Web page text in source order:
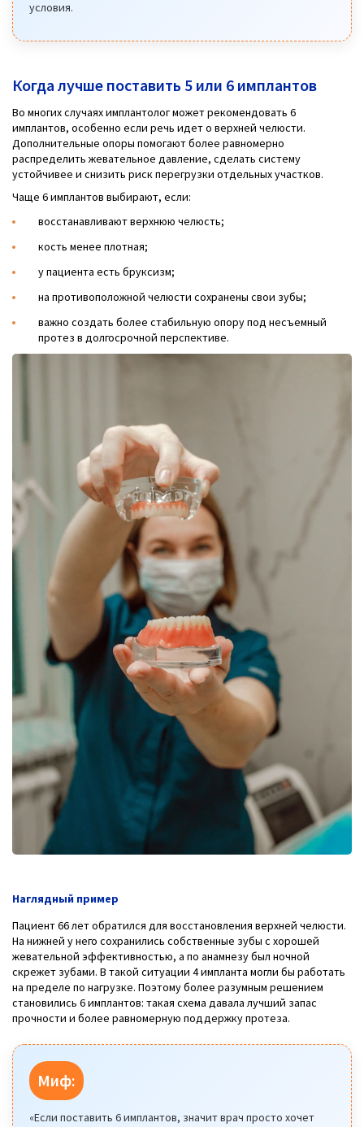
условия.
Когда лучше поставить 5 или 6 имплантов
Во многих случаях имплантолог может рекомендовать 6
имплантов, особенно если речь идет о верхней челюсти.
Дополнительные опоры помогают более равномерно
распределить жевательное давление, сделать систему
устойчивее и снизить риск перегрузки отдельных участков.
Чаще 6 имплантов выбирают, если:
восстанавливают верхнюю челюсть;
кость менее плотная;
у пациента есть бруксизм;
на противоположной челюсти сохранены свои зубы;
важно создать более стабильную опору под несъемный
протез в долгосрочной перспективе.
Наглядный пример
Пациент 66 лет обратился для восстановления верхней челюсти.
На нижней у него сохранились собственные зубы с хорошей
жевательной эффективностью, а по анамнезу был ночной
скрежет зубами. В такой ситуации 4 импланта могли бы работать
на пределе по нагрузке. Поэтому более разумным решением
становились 6 имплантов: такая схема давала лучший запас
прочности и более равномерную поддержку протеза.
Миф:
«Если поставить 6 имплантов, значит врач просто хочет